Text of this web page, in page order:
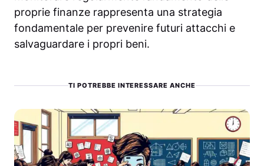
proprie finanze rappresenta una strategia
fondamentale per prevenire futuri attacchi e
salvaguardare i propri beni.
TI POTREBBE INTERESSARE ANCHE